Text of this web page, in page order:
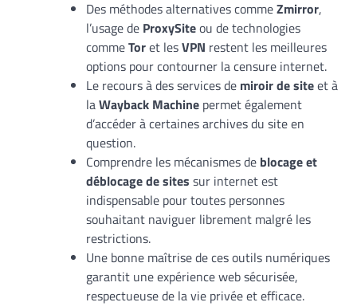
Des méthodes alternatives commeZmirror,
l’usage de ProxySiteou de technologies
commeToret lesVPN restent les meilleures
options pour contourner la censure internet.
Le recours à des services de miroir de siteet à
laWayback Machine permet également
d’accéder à certaines archives du site en
question.
Comprendre les mécanismes de blocage et
déblocage de sites sur internet est
indispensable pour toutes personnes
souhaitant naviguer librement malgré les
restrictions.
Une bonne maîtrise de ces outils numériques
garantit une expérience web sécurisée,
respectueuse de la vie privée et efficace.